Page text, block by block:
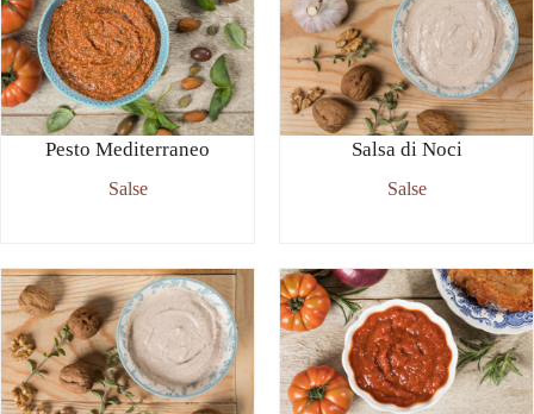
Pesto Mediterraneo
Salse
Salsa di Noci
Salse